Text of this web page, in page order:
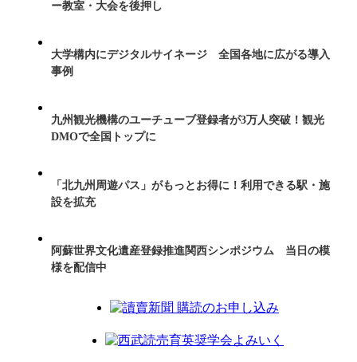
ー教室・大会を後押し
大学構内にデジタルサイネージ 全国各地に広がる導入
事例
九州観光機構のユーチューブ登録者が3万人突破！観光
DMOで全国トップに
「北九州周遊パス」がもっとお得に！利用できる駅・施
設を拡充
阿蘇世界文化遺産登録推進関西シンポジウム 当日の模
様を配信中